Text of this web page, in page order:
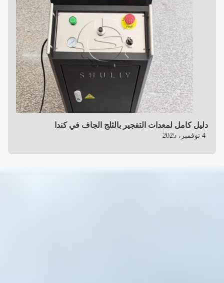
دليل كامل لمعدات التفجير بالثلج الجاف في كندا
4 نوفمبر، 2025